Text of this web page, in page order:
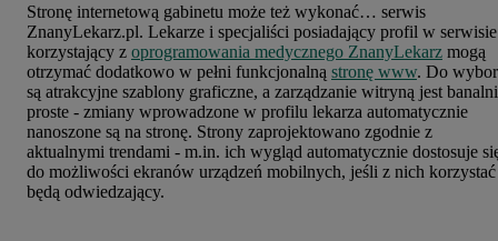
Stronę internetową gabinetu może też wykonać… serwis
ZnanyLekarz.pl. Lekarze i specjaliści posiadający profil w
korzystający z oprogramowania medycznego ZnanyLekarz mogą
otrzymać dodatkowo w pełni funkcjonalną stronę www. Do
są atrakcyjne szablony graficzne, a zarządzanie witryną jest
proste - zmiany wprowadzone w profilu lekarza automatycznie
nanoszone są na stronę. Strony zaprojektowano zgodnie z
aktualnymi trendami - m.in. ich wygląd automatycznie dostosuje
do możliwości ekranów urządzeń mobilnych, jeśli z nich korzystać
będą odwiedzający.